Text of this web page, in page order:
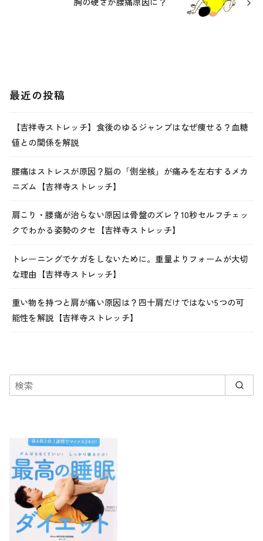
最近の投稿
【吉祥寺ストレッチ】食後のゆるジャンプはなぜ痩せる？血糖
値との関係を解説
腰痛はストレスが原因？脳の「側坐核」が痛みを左右するメカ
ニズム【吉祥寺ストレッチ】
肩こり・腰痛が治らない原因は骨盤のズレ？10秒セルフチェッ
クでわかる姿勢のクセ【吉祥寺ストレッチ】
トレーニングでケガをしないために。重量よりフォームが大切
な理由【吉祥寺ストレッチ】
重い物を持つと肩が痛い原因は？四十肩だけではない5つの可
能性を解説【吉祥寺ストレッチ】